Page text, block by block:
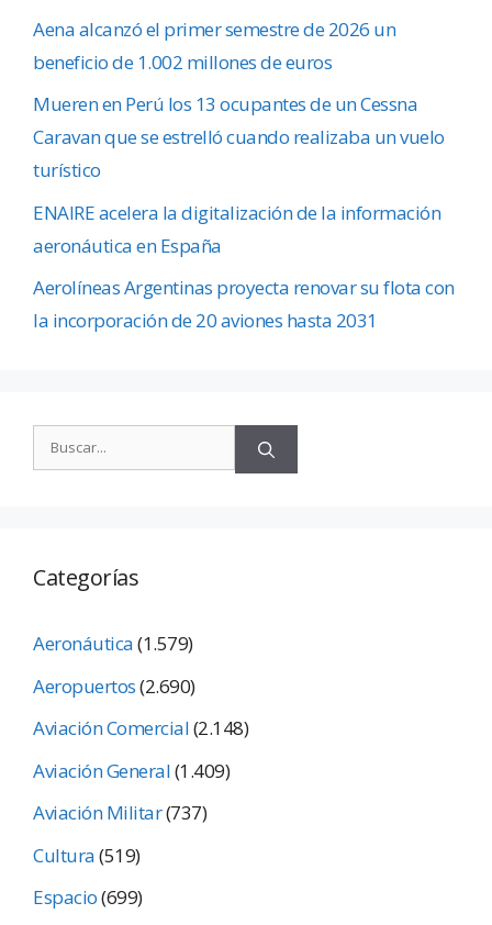
Aena alcanzó el primer semestre de 2026 un
beneficio de 1.002 millones de euros
Mueren en Perú los 13 ocupantes de un Cessna
Caravan que se estrelló cuando realizaba un vuelo
turístico
ENAIRE acelera la digitalización de la información
aeronáutica en España
Aerolíneas Argentinas proyecta renovar su flota con
la incorporación de 20 aviones hasta 2031
Categorías
Aeronáutica(1.579)
Aeropuertos(2.690)
Aviación Comercial(2.148)
Aviación General(1.409)
Aviación Militar(737)
Cultura(519)
Espacio(699)